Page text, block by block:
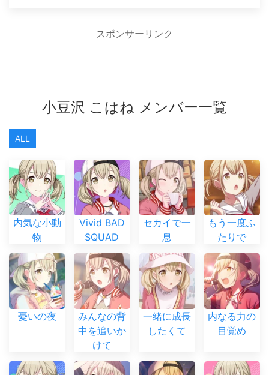
スポンサーリンク
小豆沢 こはね メンバー一覧
ALL
内気な小動
物
Vivid BAD
SQUAD
セカイで一
息
もう一度ふ
たりで
憂いの夜
みんなの背
中を追いか
けて
一緒に成長
したくて
内なる力の
目覚め